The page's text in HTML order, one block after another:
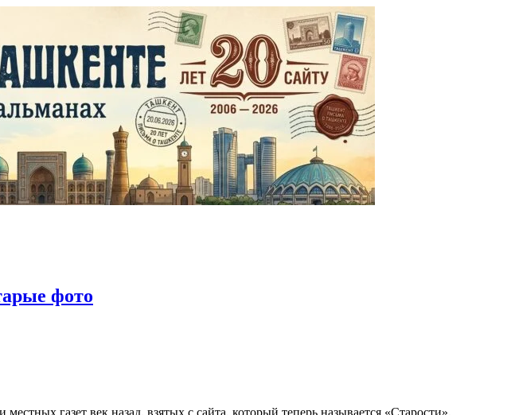
фото
газет век назад, взятых с сайта, который теперь называется «Старости».